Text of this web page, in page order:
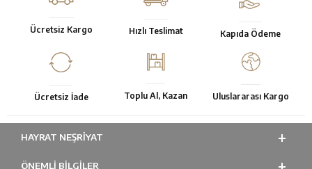
Ücretsiz Kargo Hızlı Teslimat Kapıda Ödeme
Ücretsiz İade Toplu Al, Kazan Uluslararası Kargo
HAYRAT NEŞRIYAT
ÖNEMLI BILGILER